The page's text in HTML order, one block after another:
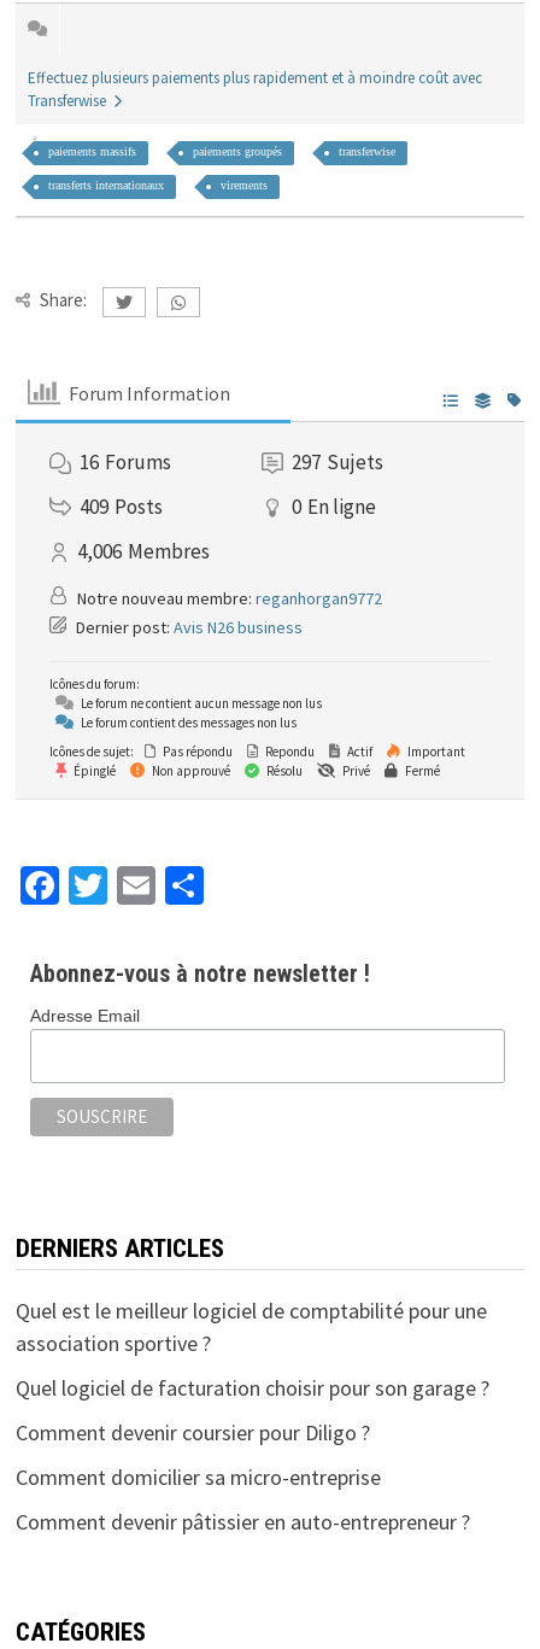
Effectuez plusieurs paiements plus rapidement et à moindre coût avec
Transferwise
paiements massifs paiements groupés transferwise
transferts internationaux virements
Share:
Forum Information
16 Forums 297 Sujets
409 Posts 0 En ligne
4,006 Membres
Notre nouveau membre: reganhorgan9772
Dernier post: Avis N26 business
Icônes du forum:
Le forum ne contient aucun message non lus
Le forum contient des messages non lus
Icônes de sujet:
Pas répondu Repondu Actif
Important
Épinglé
Non approuvé Résolu Privé Fermé
Fa
b
o
o
k
T
tt
er
E
ai
P
ta
r
Abonnez-vous à notre newsletter !
Adresse Email
DERNIERS ARTICLES
Quel est le meilleur logiciel de comptabilité pour une
association sportive ?
Quel logiciel de facturation choisir pour son garage ?
Comment devenir coursier pour Diligo ?
Comment domicilier sa micro-entreprise
Comment devenir pâtissier en auto-entrepreneur ?
CATÉGORIES